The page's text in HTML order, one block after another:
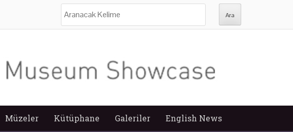
Müzeler Kütüphane Galeriler English News